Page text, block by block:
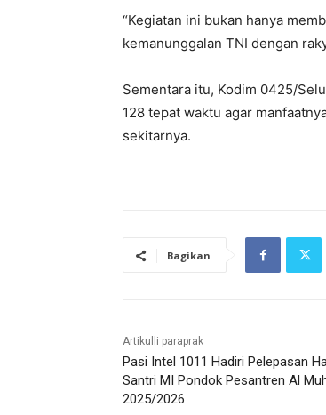
“Kegiatan ini bukan hanya
kemanunggalan TNI dengan
Sementara itu, Kodim 0425/
128 tepat waktu agar
sekitarnya.
Bagikan
Artikulli paraprak
Pasi Intel 1011 Hadiri Pelepasan
Santri MI Pondok Pesantren Al
2025/2026